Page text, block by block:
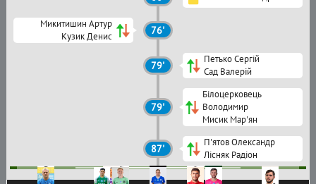
Микитишин Артур
Кузик Денис
76'
79'
Петько Сергій
Сад Валерій
79'
Білоцерковець
Володимир
Мисик Мар'ян
87'
П'ятов Олександр
Лісняк Радіон